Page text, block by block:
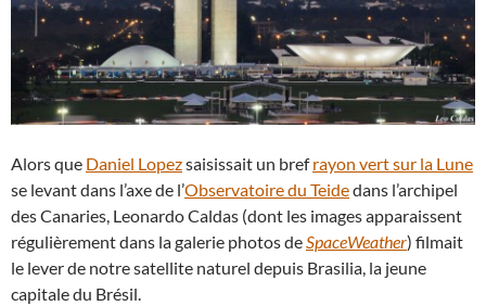
Alors que Daniel Lopezsaisissait un brefrayon vert sur la Lune
se levant dans l’axe de l’Observatoire du Teidedans l’archipel
des Canaries, Leonardo Caldas (dont les images apparaissent
régulièrement dans la galerie photos de SpaceWeather) filmait
le lever de notre satellite naturel depuis Brasilia, la jeune
capitale du Brésil.